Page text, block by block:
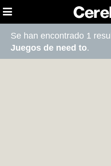
Se han encontrado 1
Juegos de need to.